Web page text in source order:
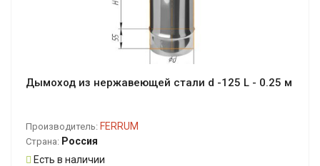
Дымоход из нержавеющей стали d -125 L - 0.25 м
Производитель: FERRUM
Страна: Россия
Есть в наличии